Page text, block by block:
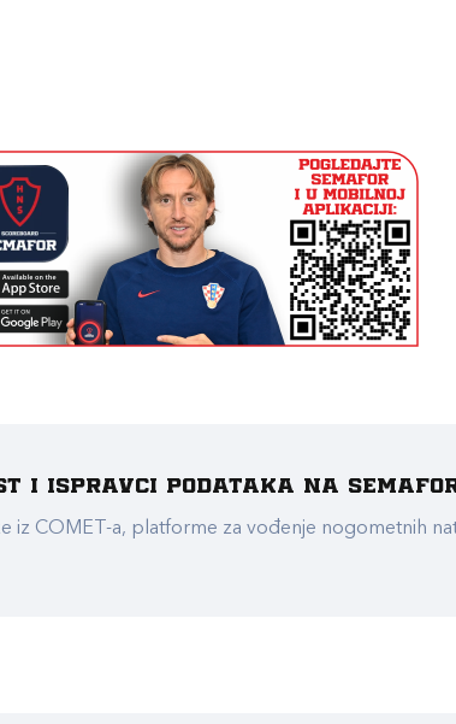
i ispravci podataka na
iz COMET-a, platforme za vođenje nogometnih